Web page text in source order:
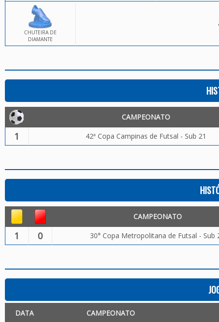
CHUTEIRA DE
DIAMANTE
CAMPEONATO
1 42ª Copa Campinas de Futsal - Sub 21
CAMPEONATO
1 0 30° Copa Metropolitana de Futsal - Sub
DATA CAMPEONATO